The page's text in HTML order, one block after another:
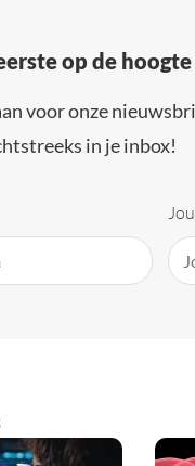
op de
voor onze
in je inbox!